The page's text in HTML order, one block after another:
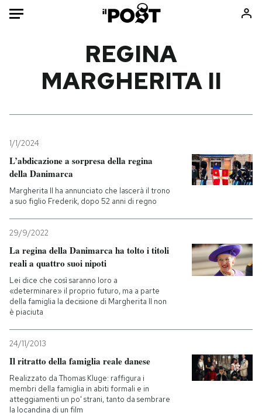
HOME
Mondo
Tecnologia
Internet
Cultura
Economia
Sport
Libri
Ok Boomer!
Europa
Altrecose
PODCAST
I MIEI PREFERITI
SHOP
REGINA
MARGHERITA II
1/1/2024
L’abdicazione a sorpresa della regina
della Danimarca
Margherita II ha annunciato che lascerà il trono
a suo figlio Frederik, dopo 52 anni di regno
29/9/2022
La regina della Danimarca ha tolto i titoli
reali a quattro suoi nipoti
Lei dice che così saranno loro a
«determinare» il proprio futuro, ma a parte
della famiglia la decisione di Margherita II non
è piaciuta
24/11/2013
Il ritratto della famiglia reale danese
Realizzato da Thomas Kluge: raffigura i
membri della famiglia in abiti formali e in
atteggiamenti un po' strani, tanto da sembrare
la locandina di un film